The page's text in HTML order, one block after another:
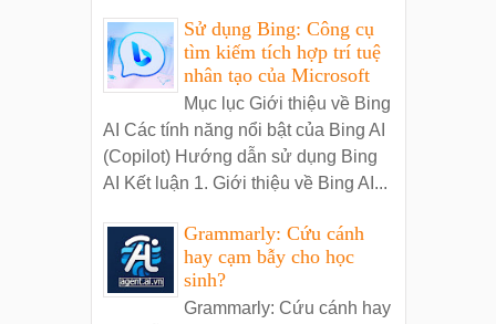
Sử dụng Bing: Công cụ
tìm kiếm tích hợp trí tuệ
nhân tạo của Microsoft
Mục lục Giới thiệu về Bing
AI Các tính năng nổi bật của Bing AI
(Copilot) Hướng dẫn sử dụng Bing
AI Kết luận 1. Giới thiệu về Bing AI...
Grammarly: Cứu cánh
hay cạm bẫy cho học
sinh?
Grammarly: Cứu cánh hay